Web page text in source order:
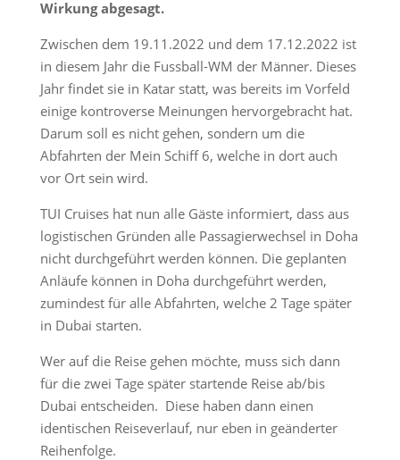
Wirkung abgesagt.
Zwischen dem 19.11.2022 und dem 17.12.2022 ist
in diesem Jahr die Fussball-WM der Männer. Dieses
Jahr findet sie in Katar statt, was bereits im Vorfeld
einige kontroverse Meinungen hervorgebracht hat.
Darum soll es nicht gehen, sondern um die
Abfahrten der Mein Schiff 6, welche in dort auch
vor Ort sein wird.
TUI Cruises hat nun alle Gäste informiert, dass aus
logistischen Gründen alle Passagierwechsel in Doha
nicht durchgeführt werden können. Die geplanten
Anläufe können in Doha durchgeführt werden,
zumindest für alle Abfahrten, welche 2 Tage später
in Dubai starten.
Wer auf die Reise gehen möchte, muss sich dann
für die zwei Tage später startende Reise ab/bis
Dubai entscheiden. Diese haben dann einen
identischen Reiseverlauf, nur eben in geänderter
Reihenfolge.